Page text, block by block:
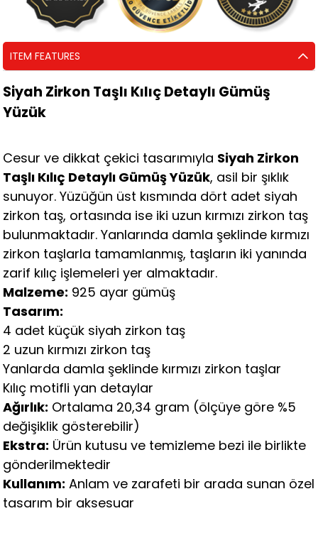
ITEM FEATURES
Siyah Zirkon Taşlı Kılıç Detaylı Gümüş
Yüzük
Cesur ve dikkat çekici tasarımıyla Siyah Zirkon
Taşlı Kılıç Detaylı Gümüş Yüzük, asil bir şıklık
sunuyor. Yüzüğün üst kısmında dört adet siyah
zirkon taş, ortasında ise iki uzun kırmızı zirkon taş
bulunmaktadır. Yanlarında damla şeklinde kırmızı
zirkon taşlarla tamamlanmış, taşların iki yanında
zarif kılıç işlemeleri yer almaktadır.
Malzeme: 925 ayar gümüş
Tasarım:
4 adet küçük siyah zirkon taş
2 uzun kırmızı zirkon taş
Yanlarda damla şeklinde kırmızı zirkon taşlar
Kılıç motifli yan detaylar
Ağırlık: Ortalama 20,34 gram (ölçüye göre %5
değişiklik gösterebilir)
Ekstra: Ürün kutusu ve temizleme bezi ile birlikte
gönderilmektedir
Kullanım: Anlam ve zarafeti bir arada sunan özel
tasarım bir aksesuar